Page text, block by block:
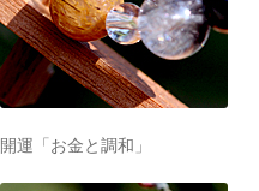
開運「お金と調和」